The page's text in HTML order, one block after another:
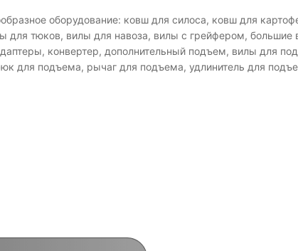
оборудование: ковш для силоса, ковш для
для тюков, вилы для навоза, вилы с грейфером,
конвертер, дополнительный подъем, вилы для
для подъема, рычаг для подъема, удлинитель для